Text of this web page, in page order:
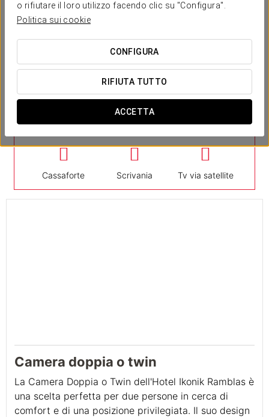
o rifiutare il loro utilizzo facendo clic su "Configura".
Politica sui cookie
CONFIGURA
RIFIUTA TUTTO
ACCETTA
E non preoccuparti. Sei in centro. Nel luogo doveaccade
tutto. Però dormirai come piace a te: abbiamo perfettamente
molesto.
SERVIZI ESCLUSIVI
Camera
Cassaforte Scrivania Tv via satellite
Camera doppia o twin
La Camera Doppia o Twin dell'Hotel Ikonik Ramblas è
una scelta perfetta per due persone in cerca di
comfort e di una posizione privilegiata. Il suo design